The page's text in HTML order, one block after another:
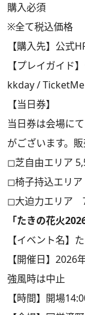
購入必須
※全て税込価格
【購入先】公式
【プレイガイド
kkday / TicketMe
【当日券】
当日券は会場に
がございます。
◻︎芝自由エリア
◻︎椅子持込エリ
◻︎大迫力エリア
「たきの花火
【イベント名】
【開催日】
強風時は中止
【時間】開場